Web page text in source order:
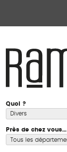
Quoi ?
Près de chez vous...